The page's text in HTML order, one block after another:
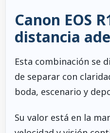
Canon EOS
distancia
Esta combinación se
de separar con
boda, escenario y
Su valor está en la